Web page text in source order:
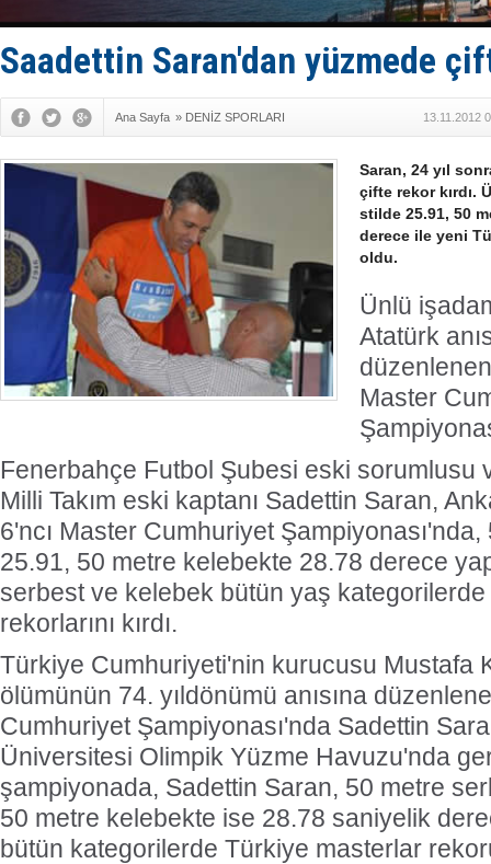
ASEAN ilk
Saadettin Saran'dan yüzmede
Ana Sayfa » DENİZ SPORLARI 13.11.2012
Saran, 24 yıl
çifte rekor kırdı.
stilde 25.91, 50
derece ile yeni
oldu.
Ünlü
Atatürk
Master
Fenerbahçe Futbol Şubesi eski sorumlusu
Milli Takım eski kaptanı Sadettin Saran,
6'ncı Master Cumhuriyet
25.91, 50 metre kelebekte 28.78 derece
serbest ve kelebek bütün yaş
rekorlarını kırdı.
Türkiye Cumhuriyeti'nin kurucusu Mustafa
ölümünün 74. yıldönümü anısına
Cumhuriyet Şampiyonası'nda Sadettin
Üniversitesi Olimpik Yüzme Havuzu'nda
şampiyonada, Sadettin Saran, 50 metre
50 metre kelebekte ise 28.78 saniyelik
bütün kategorilerde Türkiye masterlar